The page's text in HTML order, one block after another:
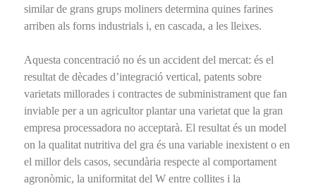
similar de grans grups moliners determina quines farines
arriben als forns industrials i, en cascada, a les lleixes.
Aquesta concentració no és un accident del mercat: és el
resultat de dècades d’integració vertical, patents sobre
varietats millorades i contractes de subministrament que fan
inviable per a un agricultor plantar una varietat que la gran
empresa processadora no acceptarà. El resultat és un model
on la qualitat nutritiva del gra és una variable inexistent o en
el millor dels casos, secundària respecte al comportament
agronòmic, la uniformitat del W entre collites i la